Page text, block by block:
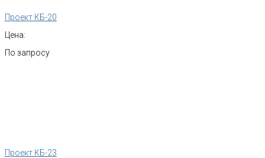
Проект КБ-20
Цена:
По запросу
Проект КБ-23